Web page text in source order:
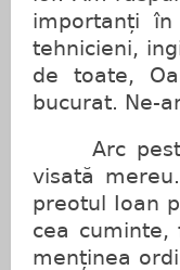
importanți în
tehnicieni,
de toate,
bucurat. Ne-
Arc peste
visată
preotul Ioan
cea cuminte,
menținea